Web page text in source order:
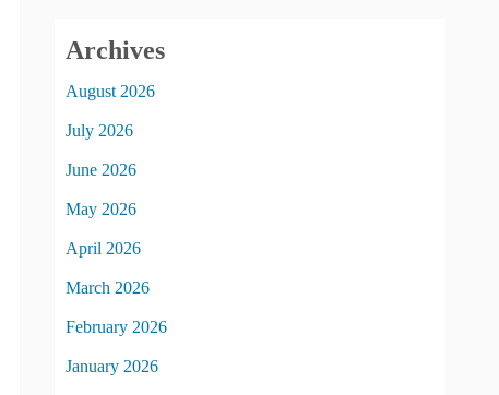
Archives
August 2026
July 2026
June 2026
May 2026
April 2026
March 2026
February 2026
January 2026